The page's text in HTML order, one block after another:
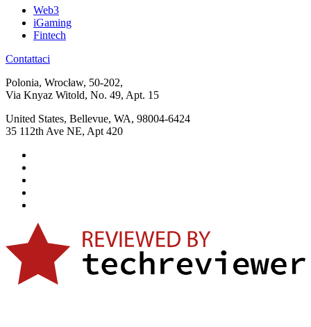
Web3
iGaming
Fintech
Contattaci
Polonia, Wrocław, 50-202,
Via Knyaz Witold, No. 49, Apt. 15
United States, Bellevue, WA, 98004-6424
35 112th Ave NE, Apt 420